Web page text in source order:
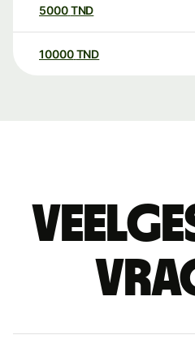
5000TND
10000 TND